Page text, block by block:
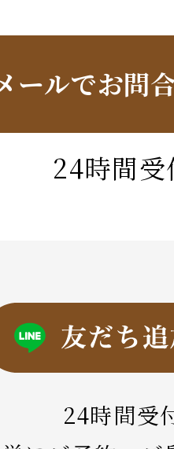
ールでお問
24時間受
24時間受